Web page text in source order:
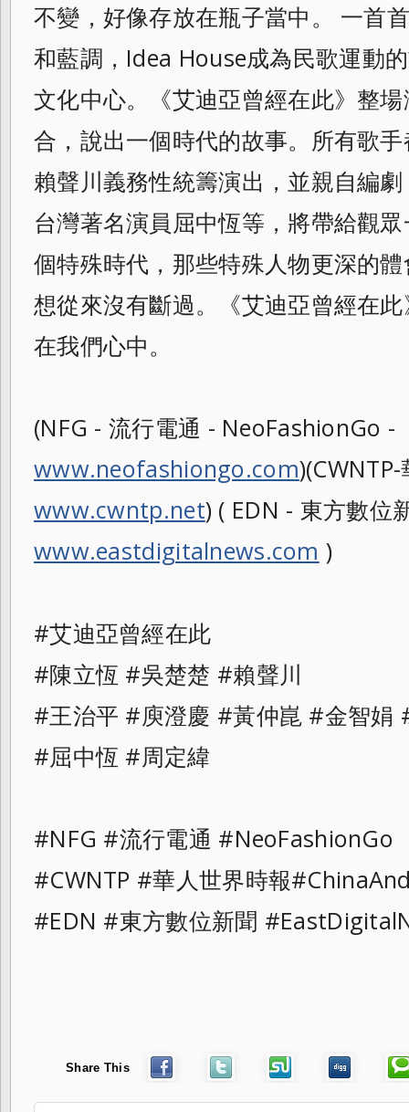
不變， 好像存放在瓶子當中。 一首
和藍調，Idea House成為民歌運動
文化中心。《艾迪亞曾經在此》整
合， 說出一個時代的故事。所有歌
賴聲川義務性統籌演出，並親自編
台灣著名演員屈中恆等，將帶給觀
個特殊時代，那些特殊人物更深的
想從來沒有斷過。《艾迪亞曾經在
在我們心中。
(NFG - 流行電通 - NeoFashionGo -
www.neofashiongo.com)(CWNTP-
www.cwntp.net) ( EDN - 東方數位
www.eastdigitalnews.com )
#艾迪亞曾經在此
#陳立恆 #吳楚楚 #賴聲川
#王治平 #庾澄慶 #黃仲崑 #金智娟
#屈中恆 #周定緯
#NFG #流行電通 #NeoFashionGo
#CWNTP #華人世界時報
#EDN #東方數位新聞
Share This